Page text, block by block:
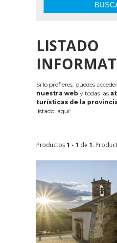
LISTADO
Si lo prefieres, puedes
nuestra web y todas las
turísticas de la
listado, aquí:
Productos1 - 1 de 1.